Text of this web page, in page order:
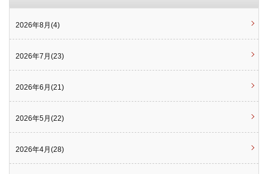
2026年8月(4)
2026年7月(23)
2026年6月(21)
2026年5月(22)
2026年4月(28)